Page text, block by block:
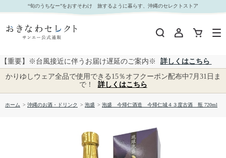
泡盛 今帰仁酒造 今帰仁城４３度古酒 瓶 720ml｜おきなわセレクト サンエー公式通販
“旬のうちなー”をおすそわけ 旅するように暮らす、沖縄のセレクトストア
【重要】※台風接近に伴うお届け遅延のご案内※
詳しくはこちら
かりゆしウェア全品で使用できる15％オフクーポン配布中7月31日ま
で！
詳しくはこちら
ホーム > 沖縄のお酒・ドリンク > 泡盛 > 泡盛 今帰仁酒造 今帰仁城４３度古酒 瓶 720ml